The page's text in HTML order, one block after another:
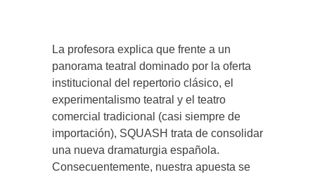
La profesora explica que frente a un
panorama teatral dominado por la oferta
institucional del repertorio clásico, el
experimentalismo teatral y el teatro
comercial tradicional (casi siempre de
importación), SQUASH trata de consolidar
una nueva dramaturgia española.
Consecuentemente, nuestra apuesta se